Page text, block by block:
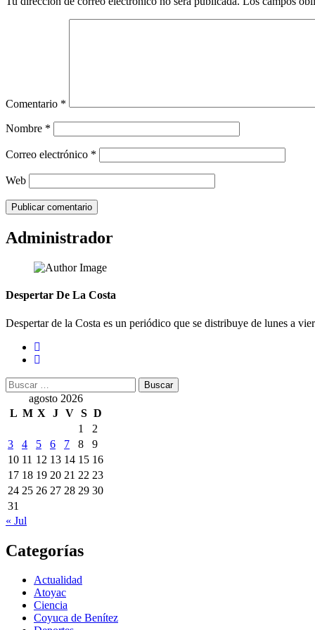
Comentario *
Nombre *
Correo electrónico *
Web
Administrador
Despertar De La Costa
Despertar de la Costa es un periódico que se distribuye de lunes a
Buscar:
agosto 2026
L M X J V S D
1
2
3
4 5 6 7 8
9
10 11 12 13 14 15 16
17 18 19 20 21 22 23
24 25 26 27 28 29 30
31
« Jul
Categorías
Actualidad
Atoyac
Ciencia
Coyuca de Benítez